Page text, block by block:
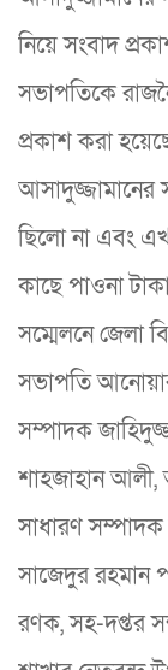
নিয়ে সংবাদ
সভাপতিকে
প্রকাশ করা
আসাদুজ্জামানের
ছিলো না এবং
কাছে পাওনা
সম্মেলনে জেলা
সভাপতি
সম্পাদক
শাহজাহান
সাধারণ
সাজেদুর রহমান
রণক, সহ-দপ্তর